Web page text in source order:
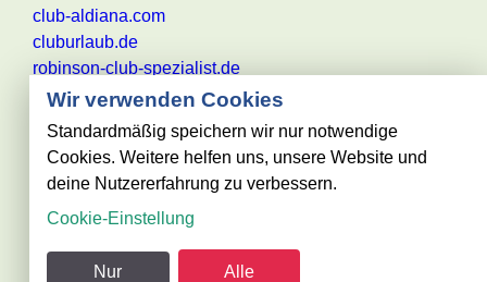
club-aldiana.com
cluburlaub.de
robinson-club-spezialist.de
Alle Angaben ohne Gewähr. Es gelten die aktuellen
Reisebestimmungen des jeweiligen
Reiseveranstalters
@ club-urlaub.de - powered by Reisezentrum Becker
Wir verwenden Cookies
Standardmäßig speichern wir nur notwendige
Cookies. Weitere helfen uns, unsere Website und
deine Nutzererfahrung zu verbessern.
Cookie-Einstellung
Nur Alle